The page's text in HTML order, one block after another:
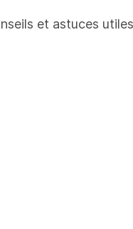
et astuces